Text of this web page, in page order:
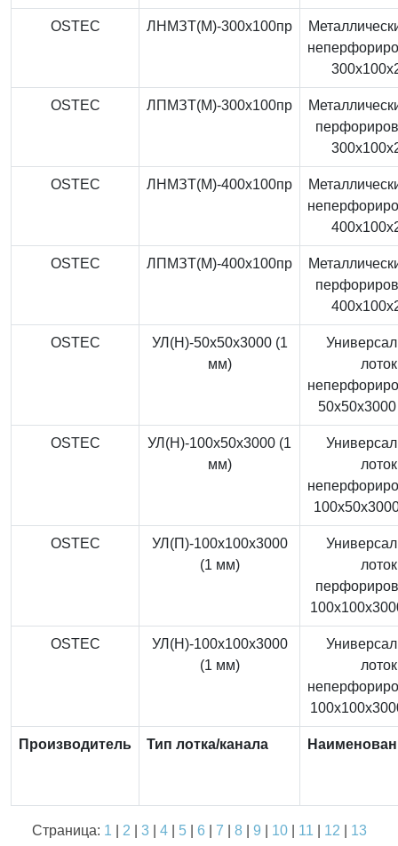
OSTEC ЛНМЗТ(М)-300x100пр
OSTEC ЛПМЗТ(М)-300x100пр
OSTEC ЛНМЗТ(М)-400x100пр
OSTEC ЛПМЗТ(М)-400x100пр
OSTEC
УЛ(Н)-50x50x3000 (1
мм)
лоток
OSTEC
УЛ(Н)-100x50x3000 (1
мм)
лоток
OSTEC
УЛ(П)-100x100x3000
(1 мм)
лоток
OSTEC
УЛ(Н)-100x100x3000
(1 мм)
лоток
Производитель Тип лотка/канала
Страница: 1 2 3| 4| 5| 6 7 8| 9 10| 11 12 13